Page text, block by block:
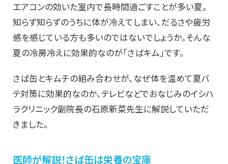
エアコンの効いた室内で長時間過ごすことが多い夏。
知らず知らずのうちに体が冷えてしまい、だるさや疲労
感を感じている方も多いのではないでしょうか。そんな
夏の冷房冷えに効果的なのが「さばキム」です。
さば缶とキムチの組み合わせが、なぜ体を温めて夏バ
テ対策に効果的なのか、テレビなどでおなじみのイシハ
ラクリニック副院長の石原新菜先生に解説していただ
きました。
医師が解説！さば缶は栄養の宝庫